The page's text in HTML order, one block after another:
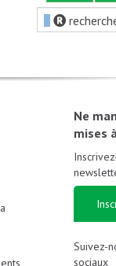
Ne
mises
Suivez-
sociaux